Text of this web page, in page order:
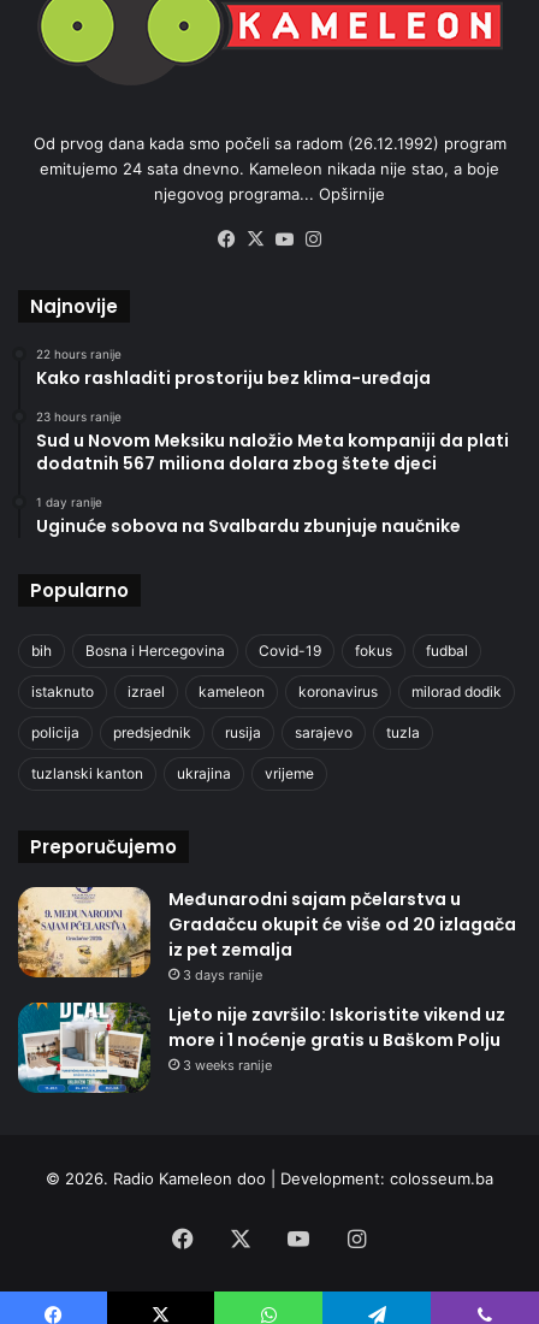
Od prvog dana kada smo počeli sa radom (26.12.1992) program
emitujemo 24 sata dnevno. Kameleon nikada nije stao, a boje
njegovog programa... Opširnije
Facebook
X YouTube
Najnovije
22 hours ranije
Kako rashladiti prostoriju bez klima-uređaja
23 hours ranije
Sud u Novom Meksiku naložio Meta kompaniji da plati
dodatnih 567 miliona dolara zbog štete djeci
1 day ranije
Uginuće sobova na Svalbardu zbunjuje naučnike
Popularno
bih Bosna i Hercegovina Covid-19 fokus fudbal
istaknuto izrael kameleon koronavirus milorad dodik
policija predsjednik rusija sarajevo tuzla
tuzlanski kanton ukrajina vrijeme
Preporučujemo
Međunarodni sajam pčelarstva u
Gradačcu okupit će više od 20 izlagača
iz pet zemalja
3 days ranije
Ljeto nije završilo: Iskoristite vikend uz
more i 1 noćenje gratis u Baškom Polju
3 weeks ranije
© 2026. Radio Kameleon doo | Development: colosseum.ba
Facebook YouTubeInstagram